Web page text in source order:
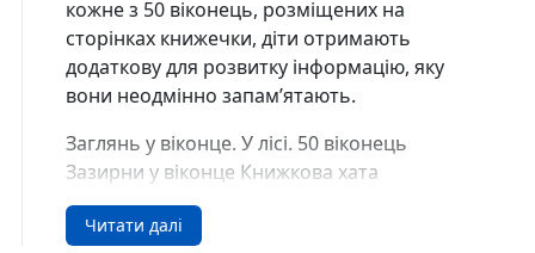
кожне з 50 віконець, розміщених на
сторінках книжечки, діти отримають
додаткову для розвитку інформацію, яку
вони неодмінно запам’ятають.
Заглянь у віконце. У лісі. 50 віконець
Зазирни у віконце Книжкова хата
(9789664110126/25) 978-966-4110-12-6/25
Купити у США, Купити у Канаді, Buy in the
Читати далі